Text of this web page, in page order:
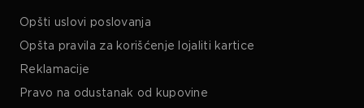
Opšti uslovi poslovanja
Opšta pravila za korišćenje lojaliti kartice
Reklamacije
Pravo na odustanak od kupovine